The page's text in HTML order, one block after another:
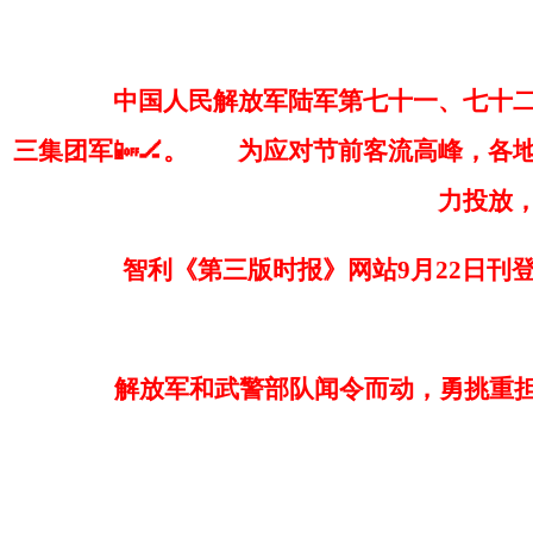
中国人民解放军陆军第七十一、七十二
三集团军📴🏒。
为应对节前客流高峰，各地
力投放
智利《第三版时报》网站9月22日刊登
解放军和武警部队闻令而动，勇挑重担